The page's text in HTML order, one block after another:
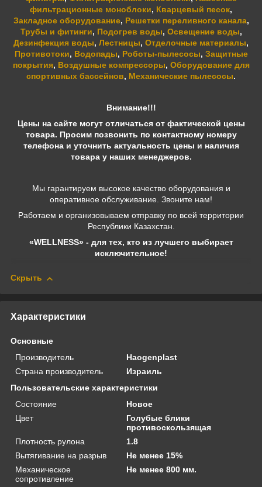
фильтрационные моноблоки, Кварцевый песок,
Закладное оборудование, Решетки переливного канала,
Трубы и фитинги, Подогрев воды, Освещение воды,
Дезинфекция воды, Лестницы, Отделочные материалы,
Противотоки, Водопады, Роботы-пылесосы, Защитные
покрытия, Воздушные компрессоры, Оборудование для
спортивных бассейнов, Механические пылесосы.
Внимание!!!
Цены на сайте могут отличаться от фактической цены
товара. Просим позвонить по контактному номеру
телефона и уточнить актуальность цены и наличия
товара у наших менеджеров.
Мы гарантируем высокое качество оборудования и
оперативное обслуживание. Звоните нам!
Работаем и организовываем отправку по всей территории
Республики Казахстан.
«WELLNESS» - для тех, кто из лучшего выбирает
исключительное!
Скрыть
Характеристики
Основные
Производитель
Haogenplast
Страна производитель
Израиль
Пользовательские характеристики
Состояние
Новое
Цвет
Голубые блики
противоскользящая
Плотность рулона
1.8
Вытягивание на разрыв
Не менее 15%
Механическое
сопротивление
Не менее 800 мм.